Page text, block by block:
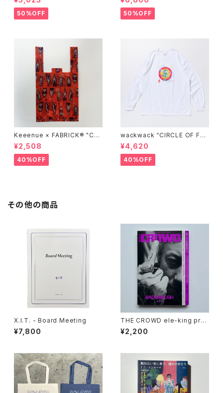
50%OFF
brary zip up hood"
50%OFF
Keeenue × FABRICK®︎ "CO
MPACT SHOPPING BAG" st
acks Exclusive model
¥2,508
40%OFF
wackwack “CIRCLE OF FRI
ENDS” L/S TEE
¥4,620
40%OFF
その他の商品
X.I.T. - Board Meeting
¥7,800
THE CROWD ele-king pres
ents HIP HOP JAPAN (ele-
king books)
¥2,200